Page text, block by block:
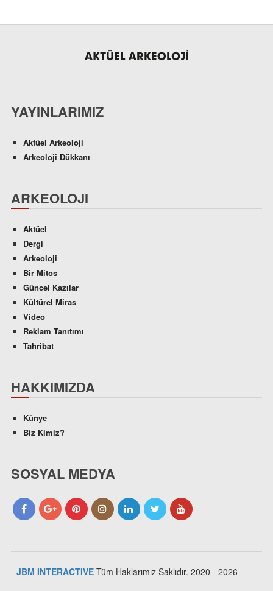
YAYINLARIMIZ
Aktüel Arkeoloji
Arkeoloji Dükkanı
ARKEOLOJI
Aktüel
Dergi
Arkeoloji
Bir Mitos
Güncel Kazılar
Kültürel Miras
Video
Reklam Tanıtımı
Tahribat
HAKKIMIZDA
Künye
Biz Kimiz?
SOSYAL MEDYA
JBM INTERACTIVE Tüm Haklarımız Saklıdır. 2020 - 2026